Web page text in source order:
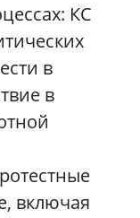
КС
в
в
включая